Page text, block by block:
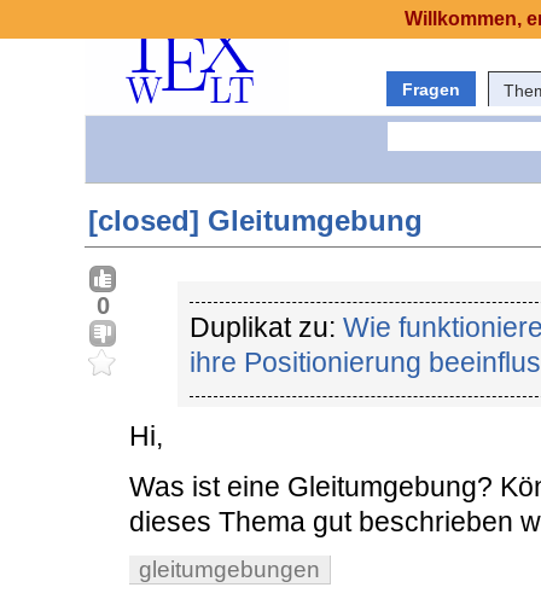
Fragen
[closed] Gleitumgebung
0
Duplikat zu: Wie
ihre Positionierung
Hi,
Was ist eine Gleitumgebung?
dieses Thema gut beschrieben
gleitumgebungen
Willkommen,